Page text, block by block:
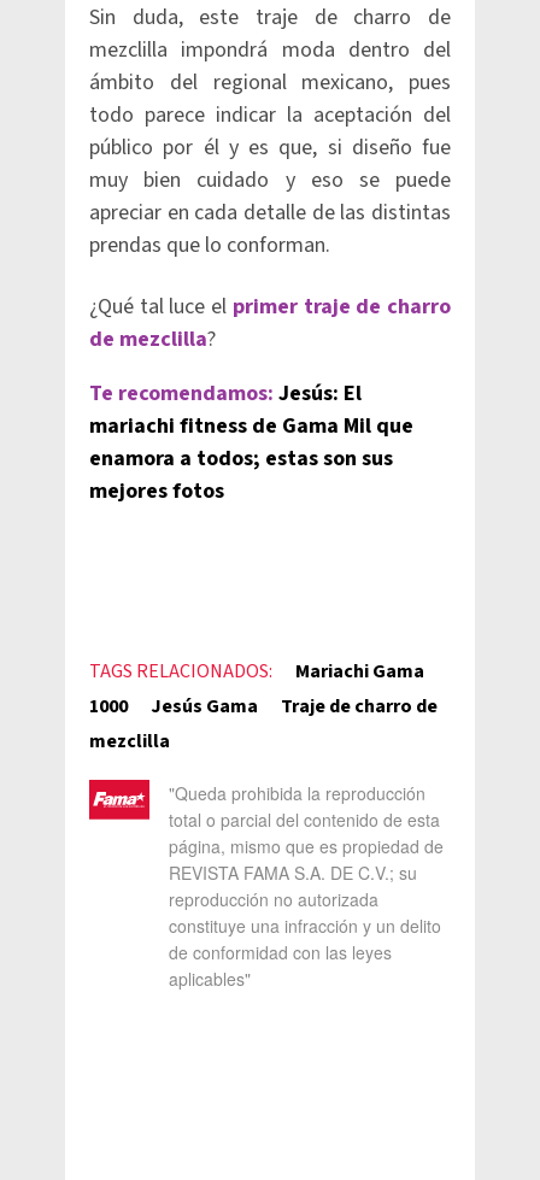
Sin duda, este traje de charro de
mezclilla impondrá moda dentro del
ámbito del regional mexicano, pues
todo parece indicar la aceptación del
público por él y es que, si diseño fue
muy bien cuidado y eso se puede
apreciar en cada detalle de las distintas
prendas que lo conforman.
¿Qué tal luce el primer traje de charro
de mezclilla?
Te recomendamos: Jesús: El
mariachi fitness de Gama Mil que
enamora a todos; estas son sus
mejores fotos
TAGS RELACIONADOS:
Mariachi Gama
1000
Jesús Gama
Traje de charro de
mezclilla
"Queda prohibida la reproducción
total o parcial del contenido de esta
página, mismo que es propiedad de
REVISTA FAMA S.A. DE C.V.; su
reproducción no autorizada
constituye una infracción y un delito
de conformidad con las leyes
aplicables"